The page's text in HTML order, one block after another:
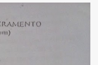
vossos olhos
desterro, mostrai-nos
clemente, ó piedosa, ó
Santa Mãe de Deus.